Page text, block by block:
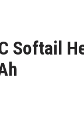
Softail